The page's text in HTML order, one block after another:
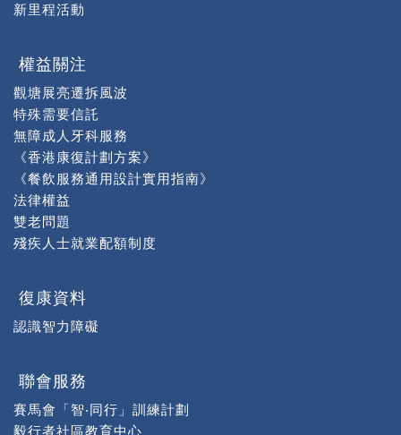
新里程活動
權益關注
觀塘展亮遷拆風波
特殊需要信託
無障成人牙科服務
《香港康復計劃方案》
《餐飲服務通用設計實用指南》
法律權益
雙老問題
殘疾人士就業配額制度
復康資料
認識智力障礙
聯會服務
賽馬會「智‧同行」訓練計劃
毅行者社區教育中心